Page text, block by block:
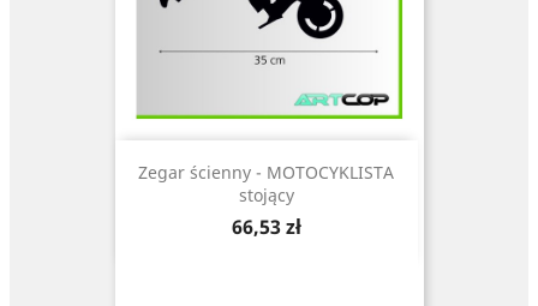
Zegar ścienny - MOTOCYKLISTA
stojący
Cena
66,53 zł